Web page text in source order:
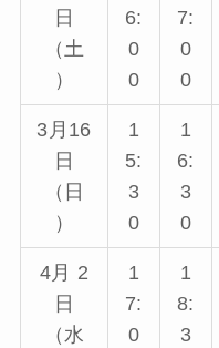
日
（土
）
6:
0
0
7:
0
0
3月16
日
（日
）
1
5:
3
0
1
6:
3
0
4月 2
日
（水
1
7:
0
1
8:
3